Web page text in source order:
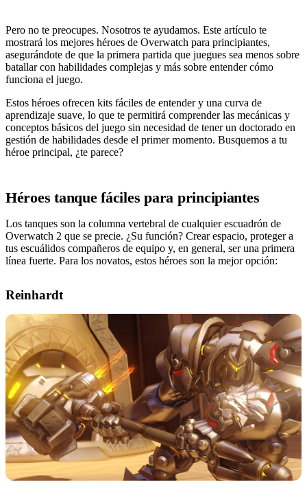
Pero no te preocupes. Nosotros te ayudamos. Este artículo te
mostrará los mejores héroes de Overwatch para principiantes,
asegurándote de que la primera partida que juegues sea menos sobre
batallar con habilidades complejas y más sobre entender cómo
funciona el juego.
Estos héroes ofrecen kits fáciles de entender y una curva de
aprendizaje suave, lo que te permitirá comprender las mecánicas y
conceptos básicos del juego sin necesidad de tener un doctorado en
gestión de habilidades desde el primer momento. Busquemos a tu
héroe principal, ¿te parece?
Héroes tanque fáciles para principiantes
Los tanques son la columna vertebral de cualquier escuadrón de
Overwatch 2 que se precie. ¿Su función? Crear espacio, proteger a
tus escuálidos compañeros de equipo y, en general, ser una primera
línea fuerte. Para los novatos, estos héroes son la mejor opción:
Reinhardt